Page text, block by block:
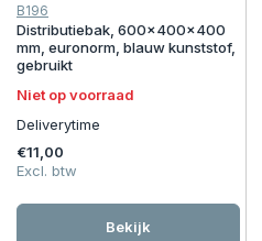
B196
Distributiebak, 600x400x400
mm, euronorm, blauw kunststof,
gebruikt
Niet op voorraad
Deliverytime
€11,00
Excl. btw
Bekijk